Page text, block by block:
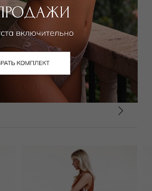
Туника
22 000
11 700 ₽
Выбрать размер